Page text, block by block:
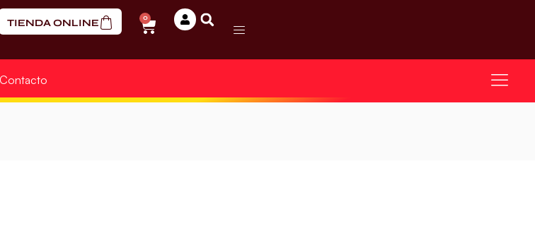
TIENDA ONLINE 0
Contacto